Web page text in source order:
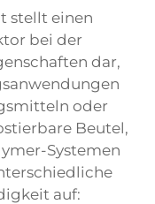
stellt einen
bei der
dar,
oder
Beutel,
Systemen
auf: